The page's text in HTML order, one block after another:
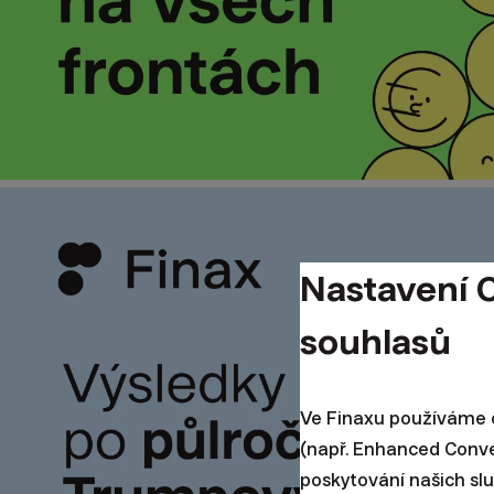
Nastavení
souhlasů
Ve Finaxu
(např. Enhanced
poskytování našich